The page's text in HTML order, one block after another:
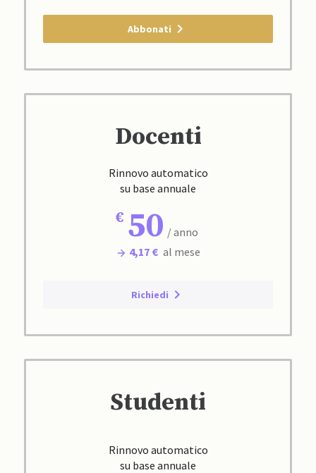
Abbonati
Docenti
Rinnovo automatico
su base annuale
50 / anno
4,17 € al mese
Richiedi
Studenti
Rinnovo automatico
su base annuale